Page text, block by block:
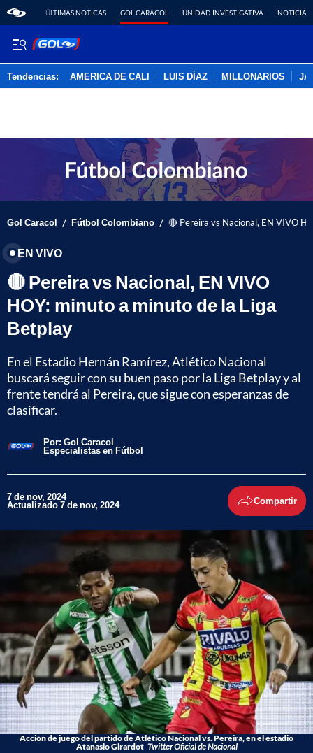
ÚLTIMAS NOTICAS GOL CARACOL UNIDAD INVESTIGATIVA NOTICIAS
Tendencias: AMERICA DE CALI LUIS DÍAZ MILLONARIOS
Gol Caracol / Fútbol Colombiano / 🔴 Pereira vs Nacional, EN VIVO
EN VIVO
🔴 Pereira vs Nacional, EN VIVO
HOY: minuto a minuto de la Liga
Betplay
En el Estadio Hernán Ramírez, Atlético Nacional
buscará seguir con su buen paso por la Liga Betplay y al
frente tendrá al Pereira, que sigue con esperanzas de
clasificar.
Por: Gol Caracol
Especialistas en Fútbol
7 de nov, 2024
Actualizado 7 de nov, 2024 Compartir
Acción de juego del partido de Atlético Nacional vs. Pereira, en el estadio
Atanasio Girardot Twitter Oficial de Nacional